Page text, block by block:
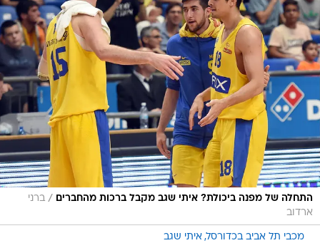
התחלה של מפנה ביכולת? איתי שגב מקבל ברכות מהחברים / ברני
ארדוב
מכבי תל אביב בכדורסל איתי שגב